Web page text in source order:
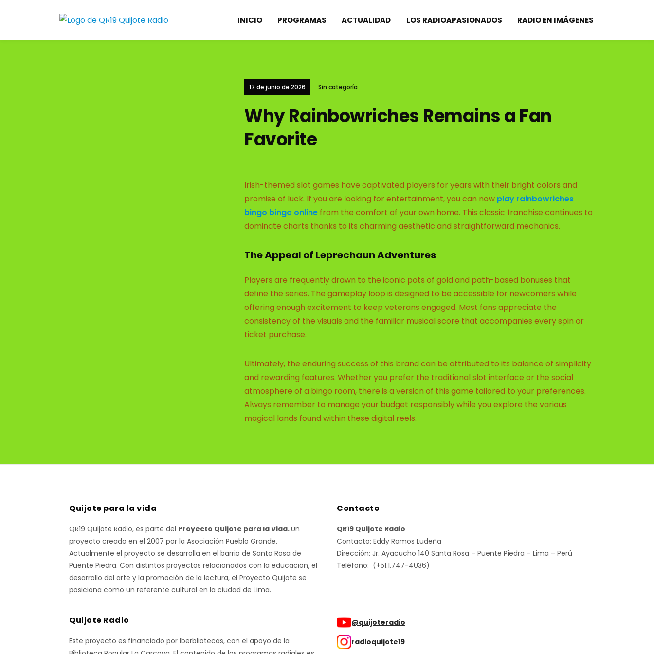
INICIO PROGRAMAS ACTUALIDAD LOS RADIOAPASIONADOS RADIO EN IMÁGENES
17 de junio de 2026 Sin categoría
Why Rainbowriches Remains a Fan
Favorite
Irish-themed slot games have captivated players for years with their bright colors and
promise of luck. If you are looking for entertainment, you can now play rainbowriches
bingo bingo online from the comfort of your own home. This classic franchise continues to
dominate charts thanks to its charming aesthetic and straightforward mechanics.
The Appeal of Leprechaun Adventures
Players are frequently drawn to the iconic pots of gold and path-based bonuses that
define the series. The gameplay loop is designed to be accessible for newcomers while
offering enough excitement to keep veterans engaged. Most fans appreciate the
consistency of the visuals and the familiar musical score that accompanies every spin or
ticket purchase.
Ultimately, the enduring success of this brand can be attributed to its balance of simplicity
and rewarding features. Whether you prefer the traditional slot interface or the social
atmosphere of a bingo room, there is a version of this game tailored to your preferences.
Always remember to manage your budget responsibly while you explore the various
magical lands found within these digital reels.
Quijote para la vida
QR19 Quijote Radio, es parte del Proyecto Quijote para la Vida.Un
proyecto creado en el 2007 por la Asociación Pueblo Grande.
Actualmente el proyecto se desarrolla en el barrio de Santa Rosa de
Puente Piedra. Con distintos proyectos relacionados con la educación, el
desarrollo del arte y la promoción de la lectura, el Proyecto Quijote se
posiciona como un referente cultural en la ciudad de Lima.
Quijote Radio
Este proyecto es financiado por Iberbliotecas, con el apoyo de la
Contacto
QR19 Quijote Radio
Contacto: Eddy Ramos Ludeña
Dirección: Jr. Ayacucho 140 Santa Rosa – Puente Piedra – Lima – Perú
Teléfono: (+51.1.747-4036)
@quijoteradio
radioquijote19